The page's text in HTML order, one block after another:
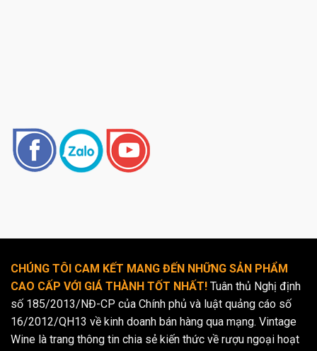
CHÚNG TÔI CAM KẾT MANG ĐẾN NHỮNG SẢN PHẨM
CAO CẤP VỚI GIÁ THÀNH TỐT NHẤT! Tuân thủ Nghị định
số 185/2013/NĐ-CP của Chính phủ và luật quảng cáo số
16/2012/QH13 về kinh doanh bán hàng qua mạng. Vintage
Wine là trang thông tin chia sẻ kiến thức về rượu ngoại hoạt